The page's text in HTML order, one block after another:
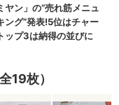
19枚）